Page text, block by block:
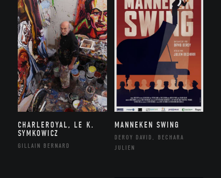
CHARLEROYAL, LE K.
SYMKOWICZ
GILLAIN BERNARD
MANNEKEN SWING
DEROY DAVID, BECHARA
JULIEN